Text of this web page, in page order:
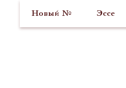
Новый № Эссе